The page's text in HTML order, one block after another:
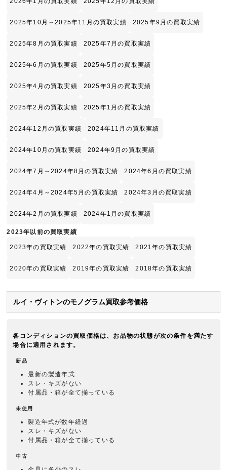
2025年10月～2025年11月の買取実績 2025年9月の買取実績
2025年8月の買取実績 2025年7月の買取実績
2025年6月の買取実績 2025年5月の買取実績
2025年4月の買取実績 2025年3月の買取実績
2025年2月の買取実績 2025年1月の買取実績
2024年12月の買取実績 2024年11月の買取実績
2024年10月の買取実績 2024年9月の買取実績
2024年7月～2024年8月の買取実績 2024年6月の買取実績
2024年4月～2024年5月の買取実績 2024年3月の買取実績
2024年2月の買取実績 2024年1月の買取実績
2023年以前の買取実績
2023年の買取実績 2022年の買取実績 2021年の買取実績
2020年の買取実績 2019年の買取実績 2018年の買取実績
ルイ・ヴィトンのモノグラム買取参考価格
各コンディションの買取価格は、お品物の状態が次の条件を満たす
場合に適用されます。
新品
最新の製造年式
スレ・キズがない
付属品・箱が全て揃っている
未使用
製造年式が数年経過
スレ・キズがない
付属品・箱が全て揃っている
中古